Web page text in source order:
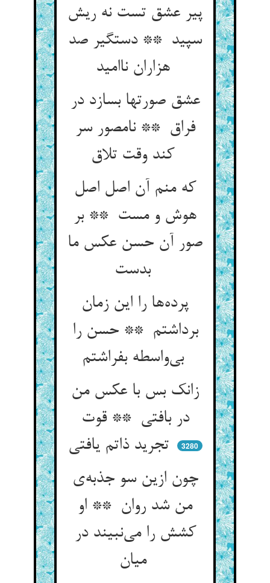
پیر عشق تست نه ریش
سپید ** دستگیر صد
هزاران ناامید
عشق صورتها بسازد در
فراق ** نامصور سر
که منم آن اصل اصل
هوش و مست ** بر
صور آن حسن عکس ما
بدست
پرده‌ها را این زمان
برداشتم ** حسن را
بی‌واسطه بفراشتم
زانک بس با عکس من
در بافتی ** قوت
تجرید ذاتم یافتی
3280
چون ازین سو جذبه‌ی
من شد روان ** او
کشش را می‌نبیند در
میان